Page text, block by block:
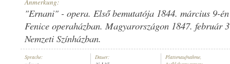
INTERPRET: ISMERETLEN ZENEKAR
Anmerkung:
"Ernani" - opera. Első bemutatója 1844. március 9-
Fenice operaházban. Magyarországon 1847. február
Nemzeti Színházban.
Sprache: Dauer:
Plattenaufnahme,